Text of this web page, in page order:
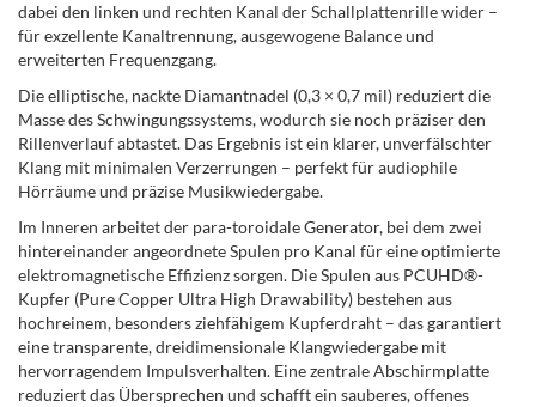
dabei den linken und rechten Kanal der Schallplattenrille wider –
für exzellente Kanaltrennung, ausgewogene Balance und
erweiterten Frequenzgang.
Die elliptische, nackte Diamantnadel (0,3 × 0,7 mil) reduziert die
Masse des Schwingungssystems, wodurch sie noch präziser den
Rillenverlauf abtastet. Das Ergebnis ist ein klarer, unverfälschter
Klang mit minimalen Verzerrungen – perfekt für audiophile
Hörräume und präzise Musikwiedergabe.
Im Inneren arbeitet der para-toroidale Generator, bei dem zwei
hintereinander angeordnete Spulen pro Kanal für eine optimierte
elektromagnetische Effizienz sorgen. Die Spulen aus PCUHD®-
Kupfer (Pure Copper Ultra High Drawability) bestehen aus
hochreinem, besonders ziehfähigem Kupferdraht – das garantiert
eine transparente, dreidimensionale Klangwiedergabe mit
hervorragendem Impulsverhalten. Eine zentrale Abschirmplatte
reduziert das Übersprechen und schafft ein sauberes, offenes